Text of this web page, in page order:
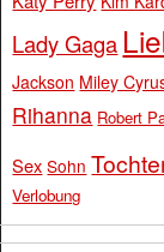
Lady Gaga
Jackson Miley
Rihanna Robert
Sex Sohn
Verlobung